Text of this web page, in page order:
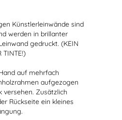
Künstlerleinwände sind
werden in brillanter
gedruckt. (KEIN
TINTE!)
auf mehrfach
aufgezogen
versehen. Zusätzlich
Rückseite ein kleines